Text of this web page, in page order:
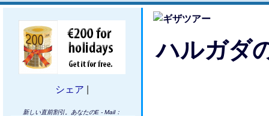
シェア
新しい直前割引。あなたのE - Mail：
ハルガダ